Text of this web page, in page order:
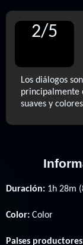
2/5
Los diálogos
principalmente
suaves y
Duración: 1h 28m
Color: Color
Paises